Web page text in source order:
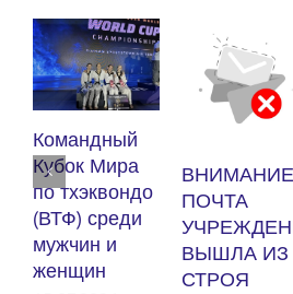
Командный
Кубок Мира
по тхэквондо
(ВТФ) среди
мужчин и
женщин
ВНИМАНИЕ
ПОЧТА
ВЫШЛА ИЗ
СТРОЯ